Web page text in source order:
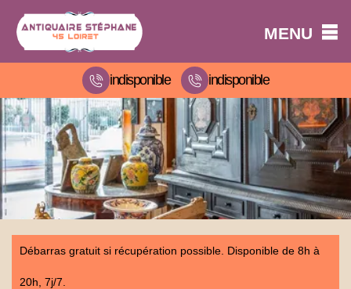
MENU
indisponible indisponible
Débarras gratuit si récupération possible. Disponible de 8h à
20h, 7j/7.